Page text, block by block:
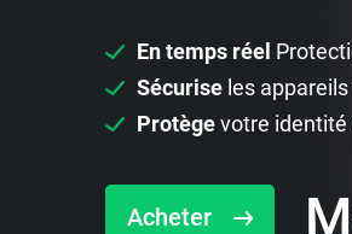
En temps réel
Sécurise les
Protègevotre identité
Acheter